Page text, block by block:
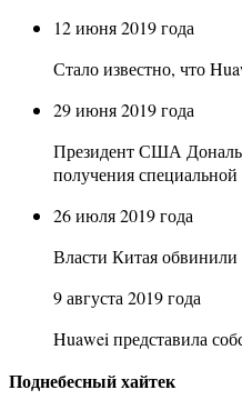
12 июня 2019 года
Стало известно, что
29 июня 2019 года
Президент США
получения
26 июля 2019 года
Власти Китая
9 августа 2019 года
Huawei представила
Поднебесный хайтек